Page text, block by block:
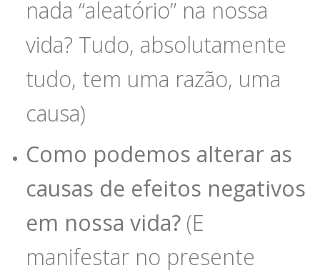
nada “aleatório” na nossa
vida? Tudo, absolutamente
tudo, tem uma razão, uma
causa)
Como podemos alterar as
causas de efeitos negativos
em nossa vida?(E
manifestar no presente